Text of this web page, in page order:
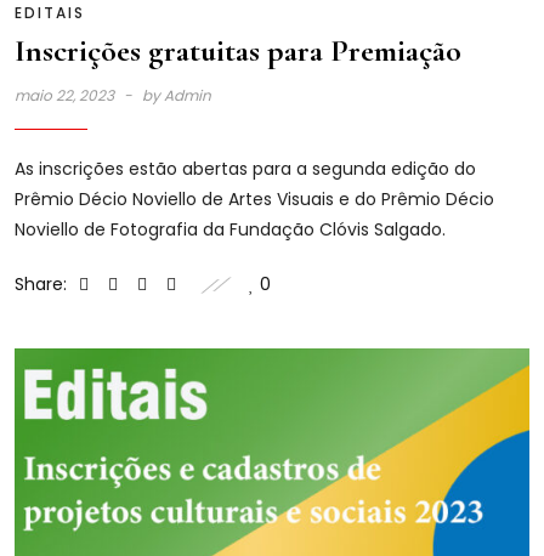
EDITAIS
Inscrições gratuitas para Premiação
maio 22, 2023 byAdmin
As inscrições estão abertas para a segunda edição do
Prêmio Décio Noviello de Artes Visuais e do Prêmio Décio
Noviello de Fotografia da Fundação Clóvis Salgado.
Share: 0